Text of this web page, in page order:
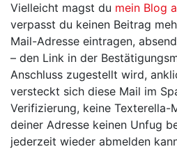
Vielleicht magst du mein Blog
verpasst du keinen Beitrag
Mail-Adresse eintragen,
– den Link in der
Anschluss zugestellt wird,
versteckt sich diese Mail im
Verifizierung, keine Texterella-
deiner Adresse keinen Unfug
jederzeit wieder abmelden